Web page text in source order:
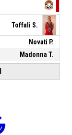
Toffali S.
Novati P.
Madonna T.